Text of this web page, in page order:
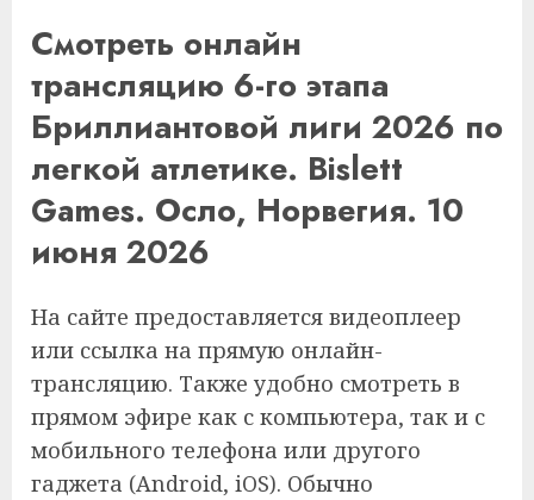
Смотреть онлайн
трансляцию 6-го этапа
Бриллиантовой лиги 2026 по
легкой атлетике. Bislett
Games. Осло, Норвегия. 10
июня 2026
На сайте предоставляется видеоплеер
или ссылка на прямую онлайн-
трансляцию. Также удобно смотреть в
прямом эфире как с компьютера, так и с
мобильного телефона или другого
гаджета (Android, iOS). Обычно